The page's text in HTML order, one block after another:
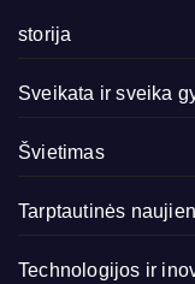
storija
Sveikata ir sveika
Švietimas
Tarptautinės
Technologijos ir